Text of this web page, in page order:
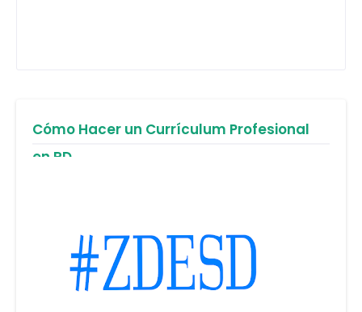
Cómo Hacer un Currículum Profesional
en RD